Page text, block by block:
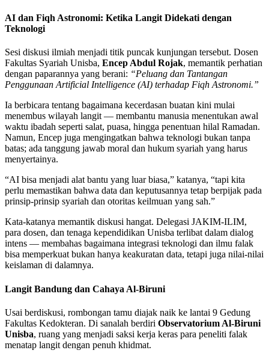
AI dan Fiqh Astronomi: Ketika Langit Didekati dengan
Teknologi
Sesi diskusi ilmiah menjadi titik puncak kunjungan tersebut. Dosen
Fakultas Syariah Unisba, Encep Abdul Rojak, memantik perhatian
dengan paparannya yang berani: “Peluang dan Tantangan
Penggunaan Artificial Intelligence (AI) terhadap Fiqh Astronomi.”
Ia berbicara tentang bagaimana kecerdasan buatan kini mulai
menembus wilayah langit — membantu manusia menentukan awal
waktu ibadah seperti salat, puasa, hingga penentuan hilal Ramadan.
Namun, Encep juga mengingatkan bahwa teknologi bukan tanpa
batas; ada tanggung jawab moral dan hukum syariah yang harus
menyertainya.
“AI bisa menjadi alat bantu yang luar biasa,” katanya, “tapi kita
perlu memastikan bahwa data dan keputusannya tetap berpijak pada
prinsip-prinsip syariah dan otoritas keilmuan yang sah.”
Kata-katanya memantik diskusi hangat. Delegasi JAKIM-ILIM,
para dosen, dan tenaga kependidikan Unisba terlibat dalam dialog
intens — membahas bagaimana integrasi teknologi dan ilmu falak
bisa memperkuat bukan hanya keakuratan data, tetapi juga nilai-nilai
keislaman di dalamnya.
Langit Bandung dan Cahaya Al-Biruni
Usai berdiskusi, rombongan tamu diajak naik ke lantai 9 Gedung
Fakultas Kedokteran. Di sanalah berdiri Observatorium Al-Biruni
Unisba, ruang yang menjadi saksi kerja keras para peneliti falak
menatap langit dengan penuh khidmat.